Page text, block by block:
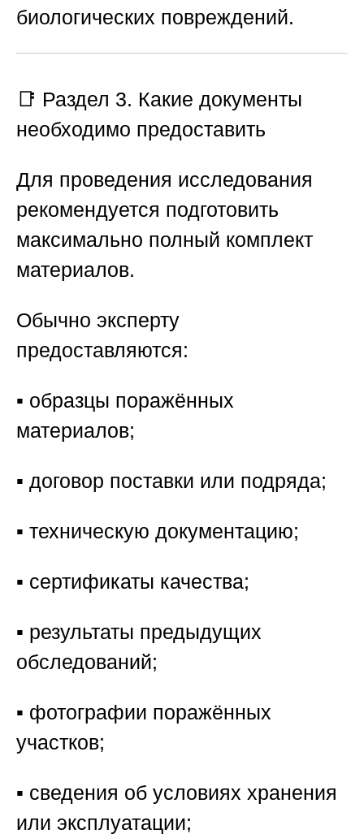
биологических повреждений.
📑 Раздел 3. Какие документы
необходимо предоставить
Для проведения исследования
рекомендуется подготовить
максимально полный комплект
материалов.
Обычно эксперту
предоставляются:
▪️ образцы поражённых
материалов;
▪️ договор поставки или подряда;
▪️ техническую документацию;
▪️ сертификаты качества;
▪️ результаты предыдущих
обследований;
▪️ фотографии поражённых
участков;
▪️ сведения об условиях хранения
или эксплуатации;